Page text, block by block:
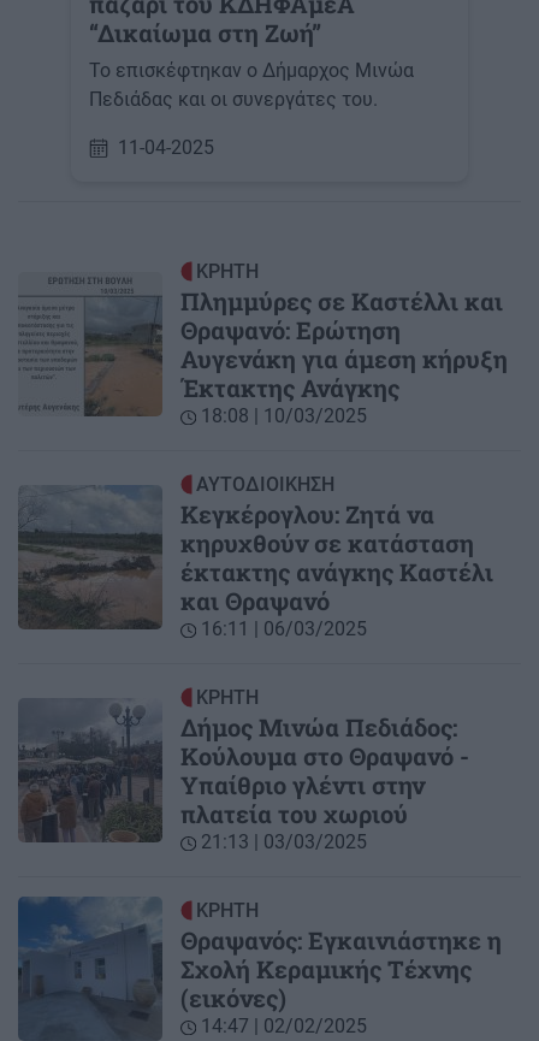
“Δικαίωμα στη Ζωή”
Το επισκέφτηκαν ο Δήμαρχος Μινώα
Πεδιάδας και οι συνεργάτες του.
11-04-2025
ΚΡΗΤΗ
Πλημμύρες σε Καστέλλι και
Θραψανό: Ερώτηση
Αυγενάκη για άμεση κήρυξη
Έκτακτης Ανάγκης
18:08 | 10/03/2025
ΑΥΤΟΔΙΟΙΚΗΣΗ
Κεγκέρογλου: Ζητά να
κηρυχθούν σε κατάσταση
έκτακτης ανάγκης Καστέλι
και Θραψανό
16:11 | 06/03/2025
ΚΡΗΤΗ
Δήμος Μινώα Πεδιάδος:
Κούλουμα στο Θραψανό -
Υπαίθριο γλέντι στην
πλατεία του χωριού
21:13 | 03/03/2025
ΚΡΗΤΗ
Θραψανός: Εγκαινιάστηκε η
Σχολή Κεραμικής Τέχνης
(εικόνες)
14:47 | 02/02/2025